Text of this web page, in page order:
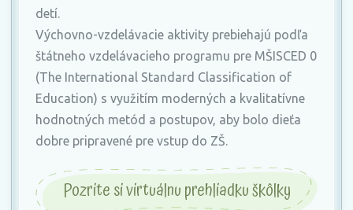
detí.
Výchovno-vzdelávacie aktivity prebiehajú podľa
štátneho vzdelávacieho programu pre MŠISCED 0
(The International Standard Classification of
Education) s využitím moderných a kvalitatívne
hodnotných metód a postupov, aby bolo dieťa
dobre pripravené pre vstup do ZŠ.
Pozrite si virtuálnu prehliadku škôlky